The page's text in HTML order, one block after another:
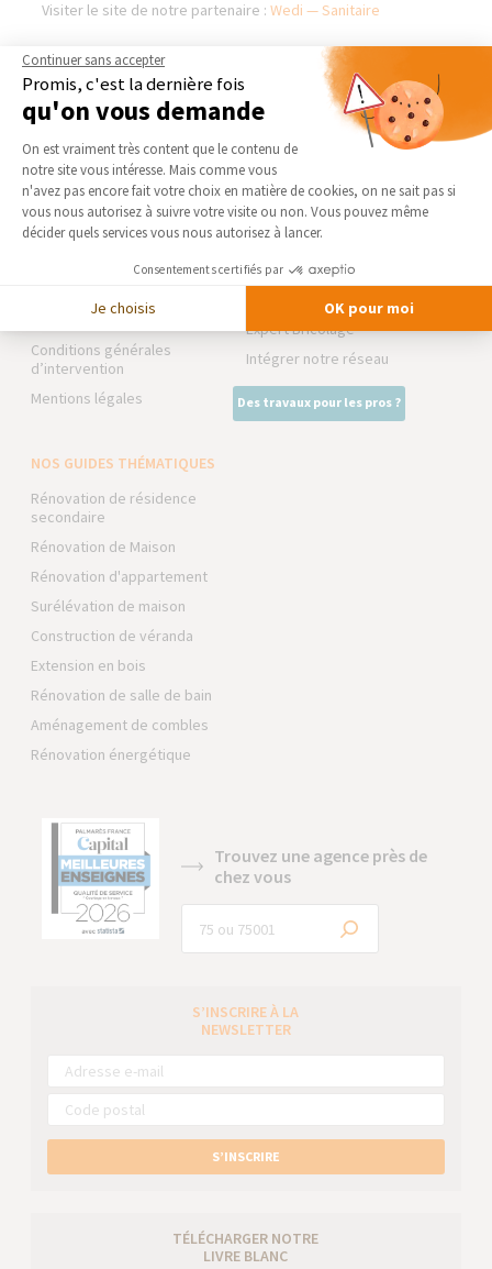
Visiter le site de notre partenaire :Wedi — Sanitaire
AGENCE DE LILLE-NORD
Qui sommes-nous
Actualités
Notre charte qualité
Partenaires
Trouver une agence
Foire aux Questions
Conditions générales
d’intervention
Mentions légales
NOS DOMAINES
D’INTERVENTION
EXTENSION
RÉNOVATION INTÉRIEURE
TRAVAUX EXTÉRIEURS
NOS PARTENAIRES
La Maison des Architectes
Expert Bricolage
Intégrer notre réseau
Des travaux pour les pros ?
NOS GUIDES THÉMATIQUES
Rénovation de résidence
secondaire
Rénovation de Maison
Rénovation d'appartement
Surélévation de maison
Construction de véranda
Extension en bois
Rénovation de salle de bain
Aménagement de combles
Rénovation énergétique
Trouvez une agence près de
chez vous
S’INSCRIRE À LA
NEWSLETTER
S’INSCRIRE
TÉLÉCHARGER NOTRE
LIVRE BLANC
Continuer sans accepter
Promis, c'est la dernière fois
qu'on vous demande
Plateforme de Gestion du
On est vraiment très content que le contenu de
notre site vous intéresse. Mais comme vous
n'avez pas encore fait votre choix en matière de cookies, on ne sait pas si
vous nous autorisez à suivre votre visite ou non. Vous pouvez même
décider quels services vous nous autorisez à lancer.
Consentements certifiés par
Je choisis OK pour moi
Axeptio consent